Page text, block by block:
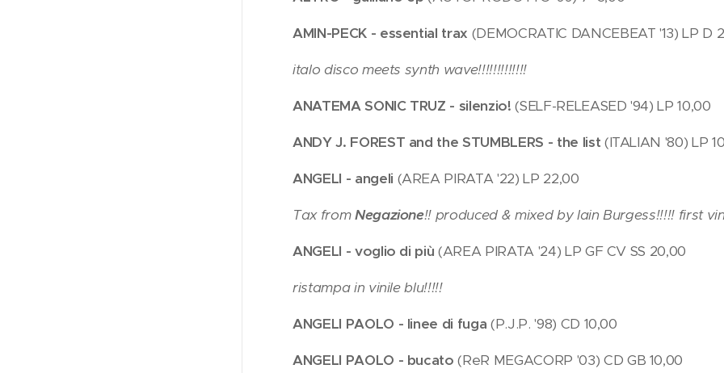
AMIN-PECK - essential trax (DEMOCRATIC DANCEBEAT '13) LP D
italo disco meets synth wave!!!!!!!!!!!!!
ANATEMA SONIC TRUZ - silenzio! (SELF-RELEASED '94) LP 10,00
ANDY J. FOREST and the STUMBLERS - the list (ITALIAN '80) LP
ANGELI - angeli (AREA PIRATA '22) LP 22,00
Tax fromNegazione!! produced & mixed by Iain Burgess!!!!! first
ANGELI - voglio di più(AREA PIRATA '24) LP GF CV SS 20,00
ristampa in vinile blu!!!!!
ANGELI PAOLO - linee di fuga(P.J.P. '98) CD 10,00
ANGELI PAOLO - bucato(ReR MEGACORP '03) CD GB 10,00